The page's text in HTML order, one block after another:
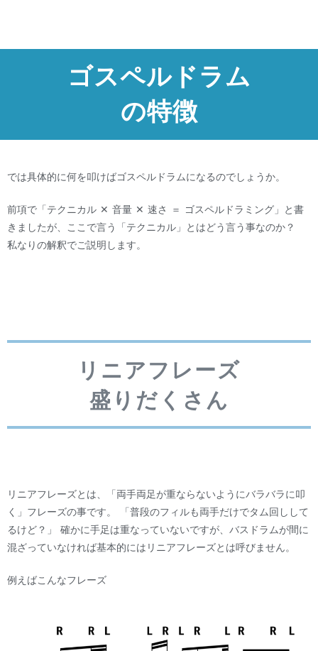
ゴスペルドラム
の特徴
では具体的に何を叩けばゴスペルドラムになるのでしょうか。
前項で「テクニカル ✕ 音量 ✕ 速さ ＝ ゴスペルドラミング」と書
きましたが、ここで言う「テクニカル」とはどう言う事なのか？
私なりの解釈でご説明します。
リニアフレーズ
盛りだくさん
リニアフレーズとは、「両手両足が重ならないようにバラバラに叩
く」フレーズの事です。 「普段のフィルも両手だけでタム回しして
るけど？」 確かに手足は重なっていないですが、バスドラムが間に
混ざっていなければ基本的にはリニアフレーズとは呼びません。
例えばこんなフレーズ